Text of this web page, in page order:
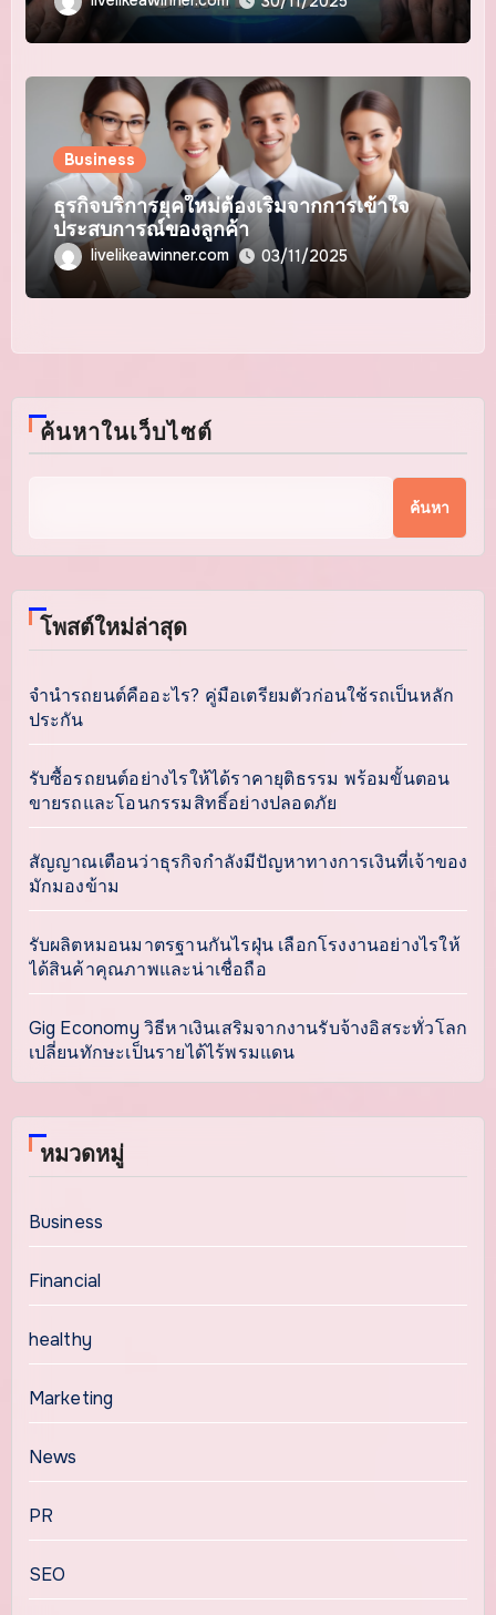
Business
ธุรกิจบริการยุคใหม่ต้องเริ่มจากการเข้าใจ
ประสบการณ์ของลูกค้า
livelikeawinner.com 03/11/2025
ค้นหาในเว็บไซต์
ค้นหา
โพสต์ใหม่ล่าสุด
จำนำรถยนต์คืออะไร? คู่มือเตรียมตัวก่อนใช้รถเป็นหลัก
ประกัน
รับซื้อรถยนต์อย่างไรให้ได้ราคายุติธรรม พร้อมขั้นตอน
ขายรถและโอนกรรมสิทธิ์อย่างปลอดภัย
สัญญาณเตือนว่าธุรกิจกำลังมีปัญหาทางการเงินที่เจ้าของ
มักมองข้าม
รับผลิตหมอนมาตรฐานกันไรฝุ่น เลือกโรงงานอย่างไรให้
ได้สินค้าคุณภาพและน่าเชื่อถือ
Gig Economy วิธีหาเงินเสริมจากงานรับจ้างอิสระทั่วโลก
เปลี่ยนทักษะเป็นรายได้ไร้พรมแดน
หมวดหมู่
Business
Financial
healthy
Marketing
News
PR
SEO